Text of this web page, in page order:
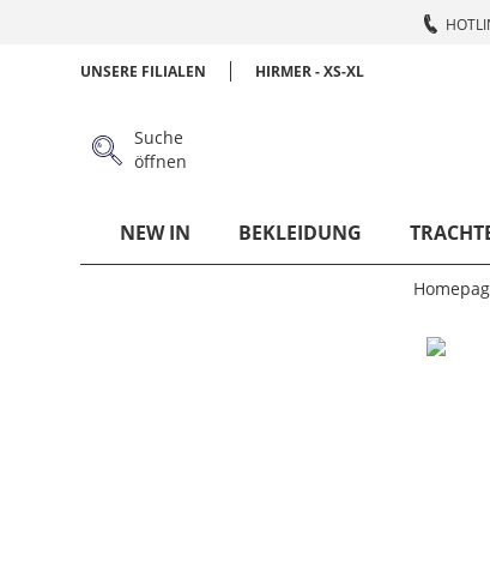
UNSERE FILIALEN HIRMER - XS-XL
Suche
öffnen
NEW IN BEKLEIDUNG